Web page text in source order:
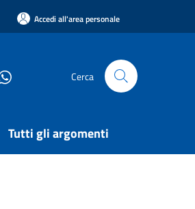
Accedi all'area personale
Cerca
Tutti gli argomenti